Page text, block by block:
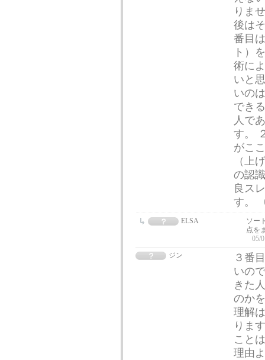
りま
後は
番目
ト）
術に
いと
いの
でき
人で
す。
がこ
（上
の認
良ス
す。
ELSA
ソー
点を
05/
ジン
３番
いの
きた
のか
理解
りま
こと
理由